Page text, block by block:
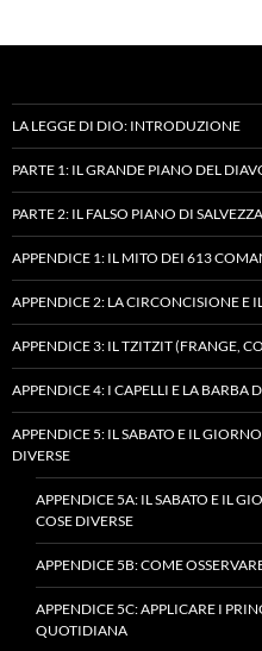
LA LEGGE DI DIO: INTRODUZIONE
PARTE 1: IL GRANDE PIANO DEL
PARTE 2: IL FALSO PIANO DI SALVEZZA
APPENDICE 1: IL MITO DEI 613
APPENDICE 2: LA CIRCONCISIONE E
APPENDICE 3: IL TZITZIT (FRANGE,
APPENDICE 4: I CAPELLI E LA BARBA
APPENDICE 5: IL SABATO E IL
DIVERSE
APPENDICE 5A: IL SABATO E IL
COSE DIVERSE
APPENDICE 5B: COME
APPENDICE 5C: APPLICARE I
QUOTIDIANA